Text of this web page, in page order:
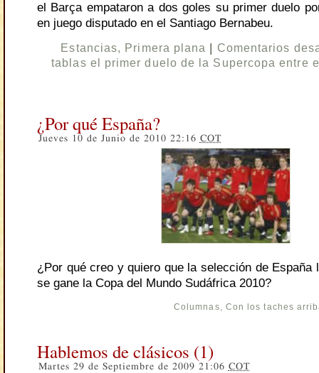
el Barça empataron a dos goles su primer duelo
en juego disputado en el Santiago Bernabeu.
Estancias, Primera plana
Comentarios
tablas el primer duelo de la Supercopa entre
¿Por qué España?
Jueves 10 de Junio de 2010 22:16 COT
¿Por qué creo y quiero que la selección de España
se gane la Copa del Mundo Sudáfrica 2010?
Columnas, Con los taches
Hablemos de clásicos (1)
Martes 29 de Septiembre de 2009 21:06 COT